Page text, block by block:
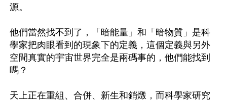
源。
他們當然找不到了，「暗能量」和「暗物質」是科
學家把肉眼看到的現象下的定義，這個定義與另外
空間真實的宇宙世界完全是兩碼事的，他們能找到
嗎？
天上正在重組、合併、新生和銷燬，而科學家研究